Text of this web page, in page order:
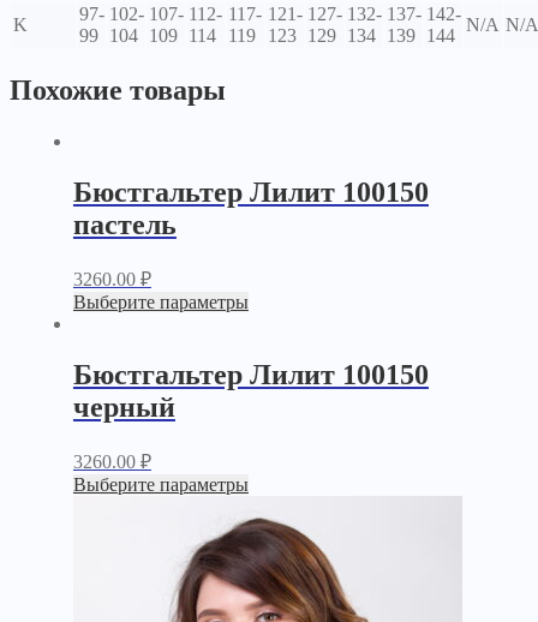
K
97-
99
102-
104
107-
109
112-
114
117-
119
121-
123
127-
129
132-
134
137-
139
142-
144
N/A N/A
Похожие товары
Бюстгальтер Лилит 100150
пастель
3260.00 ₽
Выберите параметры
Бюстгальтер Лилит 100150
черный
3260.00 ₽
Выберите параметры